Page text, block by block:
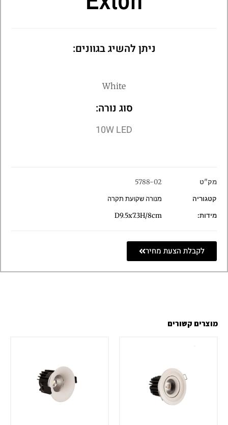
ניתן להשיג בגוונים:
White
סוג נורה:
10W LED
מק"ט
5788-02
קטגוריה
מנורה שקועת תקרה
מידות:
D9.5x7.3H/8cm
לקבלת הצעת מחיר
מוצרים קשורים